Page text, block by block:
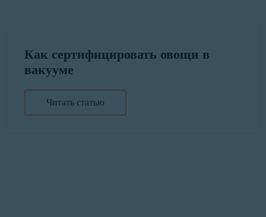
Как сертифицировать овощи в
вакууме
Читать статью